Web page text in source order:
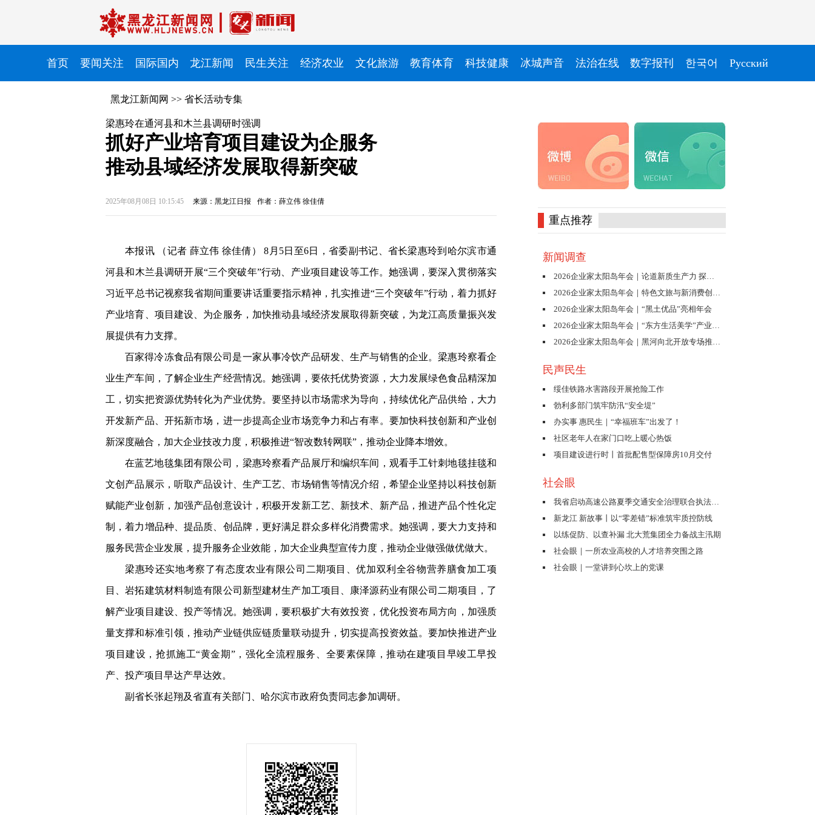
首页 要闻关注 国际国内 龙江新闻 民生关注 经济农业 文化旅游 教育体育 科技健康 冰城声音 法治在线 数字报刊 한국어 Pусский
黑龙江新闻网 >> 省长活动专集
梁惠玲在通河县和木兰县调研时强调
抓好产业培育项目建设为企服务
推动县域经济发展取得新突破
2025年08月08日 10:15:45 来源：黑龙江日报 作者：薛立伟 徐佳倩
本报讯 （记者 薛立伟 徐佳倩） 8月5日至6日，省委副书记、省长梁惠玲到哈尔滨市通
河县和木兰县调研开展“三个突破年”行动、产业项目建设等工作。她强调，要深入贯彻落实
习近平总书记视察我省期间重要讲话重要指示精神，扎实推进“三个突破年”行动，着力抓好
产业培育、项目建设、为企服务，加快推动县域经济发展取得新突破，为龙江高质量振兴发
展提供有力支撑。
百家得冷冻食品有限公司是一家从事冷饮产品研发、生产与销售的企业。梁惠玲察看企
业生产车间，了解企业生产经营情况。她强调，要依托优势资源，大力发展绿色食品精深加
工，切实把资源优势转化为产业优势。要坚持以市场需求为导向，持续优化产品供给，大力
开发新产品、开拓新市场，进一步提高企业市场竞争力和占有率。要加快科技创新和产业创
新深度融合，加大企业技改力度，积极推进“智改数转网联”，推动企业降本增效。
在蓝艺地毯集团有限公司，梁惠玲察看产品展厅和编织车间，观看手工针刺地毯挂毯和
文创产品展示，听取产品设计、生产工艺、市场销售等情况介绍，希望企业坚持以科技创新
赋能产业创新，加强产品创意设计，积极开发新工艺、新技术、新产品，推进产品个性化定
制，着力增品种、提品质、创品牌，更好满足群众多样化消费需求。她强调，要大力支持和
服务民营企业发展，提升服务企业效能，加大企业典型宣传力度，推动企业做强做优做大。
梁惠玲还实地考察了有态度农业有限公司二期项目、优加双利全谷物营养膳食加工项
目、岩拓建筑材料制造有限公司新型建材生产加工项目、康泽源药业有限公司二期项目，了
解产业项目建设、投产等情况。她强调，要积极扩大有效投资，优化投资布局方向，加强质
量支撑和标准引领，推动产业链供应链质量联动提升，切实提高投资效益。要加快推进产业
项目建设，抢抓施工“黄金期”，强化全流程服务、全要素保障，推动在建项目早竣工早投
产、投产项目早达产早达效。
副省长张起翔及省直有关部门、哈尔滨市政府负责同志参加调研。